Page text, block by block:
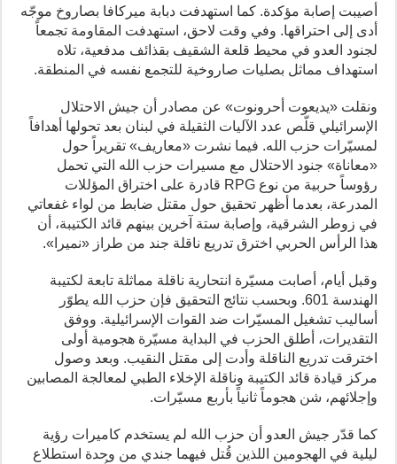
أصيبت إصابة مؤكدة. كما استهدفت دبابة ميركافا بصاروخ موجّه
أدى إلى احتراقها. وفي وقت لاحق، استهدفت المقاومة تجمعاً
لجنود العدو في محيط قلعة الشقيف بقذائف مدفعية، تلاه
استهداف مماثل بصليات صاروخية للتجمع نفسه في المنطقة.
ونقلت «يديعوت أحرونوت» عن مصادر أن جيش الاحتلال
الإسرائيلي قلّص عدد الآليات الثقيلة في لبنان بعد تحولها أهدافاً
لمسيّرات حزب الله. فيما نشرت «معاريف» تقريراً حول
«معاناة» جنود الاحتلال مع مسيرات حزب الله التي تحمل
رؤوساً حربية من نوع RPG قادرة على اختراق المؤللات
المدرعة، بعدما أظهر تحقيق حول مقتل ضابط من لواء غفعاتي
في زوطر الشرقية، وإصابة ستة آخرين بينهم قائد الكتيبة، أن
هذا الرأس الحربي اخترق تدريع ناقلة جند من طراز «نميرا».
وقبل أيام، أصابت مسيّرة انتحارية ناقلة مماثلة تابعة لكتيبة
الهندسة 601. وبحسب نتائج التحقيق فإن حزب الله يطوّر
أساليب تشغيل المسيّرات ضد القوات الإسرائيلية. ووفق
التقديرات، أطلق الحزب في البداية مسيّرة هجومية أولى
اخترقت تدريع الناقلة وأدت إلى مقتل النقيب. وبعد وصول
مركز قيادة قائد الكتيبة وناقلة الإخلاء الطبي لمعالجة المصابين
وإجلائهم، شن هجوماً ثانياً بأربع مسيّرات.
كما قدّر جيش العدو أن حزب الله لم يستخدم كاميرات رؤية
ليلية في الهجومين اللذين قُتل فيهما جندي من وحدة استطلاع